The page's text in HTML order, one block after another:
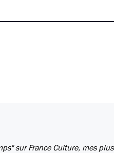
sur France Culture, mes plus